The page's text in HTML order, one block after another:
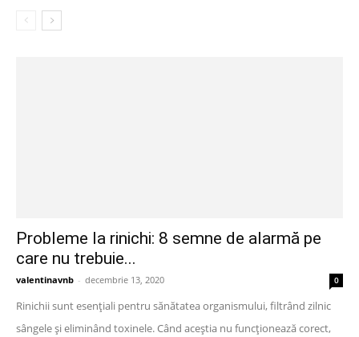
Probleme la rinichi: 8 semne de alarmă pe
care nu trebuie...
valentinavnb - decembrie 13, 2020 0
Rinichii sunt esențiali pentru sănătatea organismului, filtrând zilnic
sângele și eliminând toxinele. Când aceștia nu funcționează corect,